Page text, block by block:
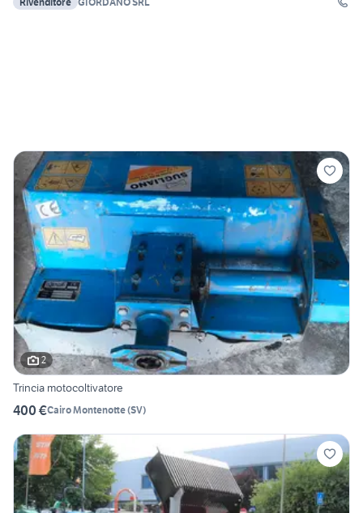
2
Trincia motocoltivatore
400 €Cairo Montenotte(SV)